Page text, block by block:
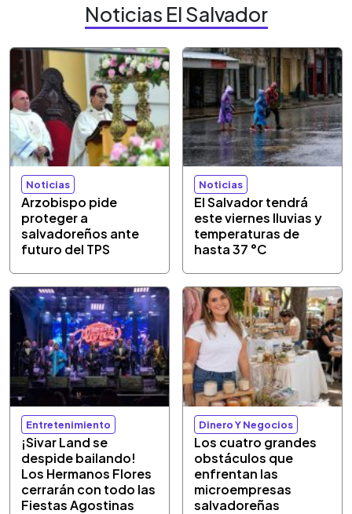
Noticias El Salvador
Noticias
Arzobispo pide
proteger a
salvadoreños ante
futuro del TPS
Noticias
El Salvador tendrá
este viernes lluvias y
temperaturas de
hasta 37 °C
Entretenimiento
¡Sivar Land se
despide bailando!
Los Hermanos Flores
cerrarán con todo las
Fiestas Agostinas
Dinero Y Negocios
Los cuatro grandes
obstáculos que
enfrentan las
microempresas
salvadoreñas